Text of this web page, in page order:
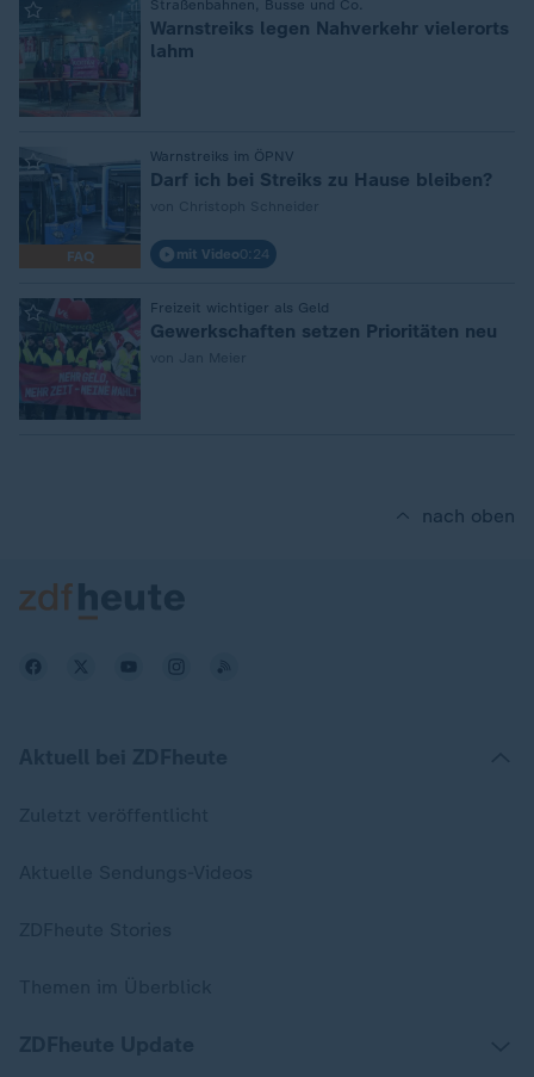
Straßenbahnen, Busse und Co.
Warnstreiks legen Nahverkehr vielerorts
lahm
FAQ
Warnstreiks im ÖPNV
:
Darf ich bei Streiks zu Hause bleiben?
mit Video0:24
Freizeit wichtiger als Geld
Gewerkschaften setzen Prioritäten neu
nach oben